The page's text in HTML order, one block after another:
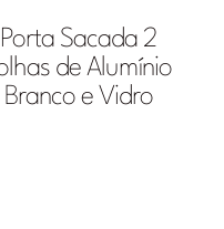
Porta Sacada 2
de Alumínio
Branco e Vidro